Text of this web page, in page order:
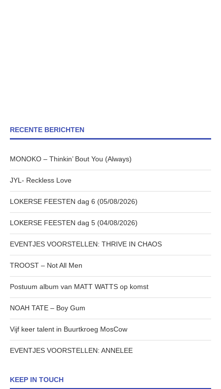
RECENTE BERICHTEN
MONOKO – Thinkin’ Bout You (Always)
JYL- Reckless Love
LOKERSE FEESTEN dag 6 (05/08/2026)
LOKERSE FEESTEN dag 5 (04/08/2026)
EVENTJES VOORSTELLEN: THRIVE IN CHAOS
TROOST – Not All Men
Postuum album van MATT WATTS op komst
NOAH TATE – Boy Gum
Vijf keer talent in Buurtkroeg MosCow
EVENTJES VOORSTELLEN: ANNELEE
KEEP IN TOUCH